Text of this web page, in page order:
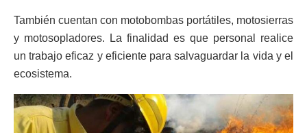
También cuentan con motobombas portátiles, motosierras
y motosopladores. La finalidad es que personal realice
un trabajo eficaz y eficiente para salvaguardar la vida y el
ecosistema.